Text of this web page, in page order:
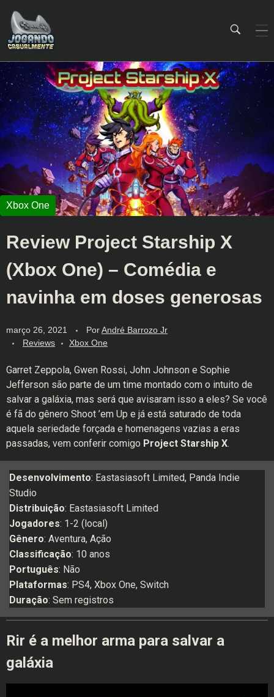
Jogando Casualmente
Conteúdo family friendly sobre games! Desde 2019 analisando jogos.
Review Project Starship X
(Xbox One) – Comédia e
navinha em doses generosas
março 26, 2021 PorAndré Barrozo Jr
Reviews
Xbox One
Garret Zeppola, Gwen Rossi, John Johnson e Sophie
Jefferson são parte de um time montado com o intuito de
salvar a galáxia, mas será que avisaram isso a eles? Se você
é fã do gênero Shoot ’em Up e já está saturado de toda
aquela seriedade forçada e homenagens vazias a eras
passadas, vem conferir comigo Project Starship X.
Desenvolvimento: Eastasiasoft Limited, Panda Indie
Studio
Distribuição: Eastasiasoft Limited
Jogadores: 1-2 (local)
Gênero: Aventura, Ação
Classificação: 10 anos
Português: Não
Plataformas: PS4, Xbox One, Switch
Duração: Sem registros
Rir é a melhor arma para salvar a
galáxia